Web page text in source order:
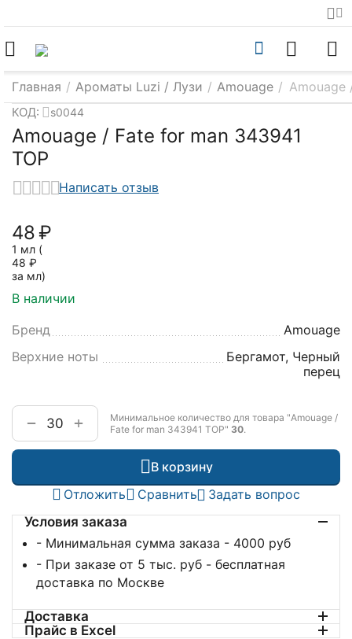
Главная / Ароматы Luzi / Лузи / Amouage / Amouage
КОД: s0044
Amouage / Fate for man 343941
TOP
Написать отзыв
‍48‍₽
1 мл (
48 ₽
за мл)
В наличии
Бренд
Amouage
Верхние ноты
Бергамот, Черный
перец
+
−
Минимальное количество для товара "Amouage /
Fate for man 343941 TOP" 30.
В корзину
Отложить
Сравнить
Задать вопрос
Условия заказа
- Минимальная сумма заказа - 4000 руб
- При заказе от 5 тыс. руб - бесплатная
доставка по Москве
Доставка
Прайс в Excel